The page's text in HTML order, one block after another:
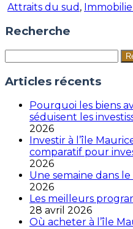
Attraits du sud ,
Recherche
Articles récents
Pourquoi les biens
séduisent les
2026
Investir à l’île
comparatif pour
2026
Une semaine dans
2026
Les meilleurs
28 avril 2026
Où acheter à l’île